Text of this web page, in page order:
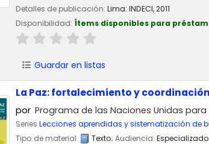
Detalles de publicación: Lima: INDECI,2011
Disponibilidad: Ítems disponibles para
Guardar en listas
La Paz: fortalecimiento y
por Programa de las Naciones Unidas para
Series Lecciones aprendidas y sistematización de
Tipo de material:
Texto; Audiencia: